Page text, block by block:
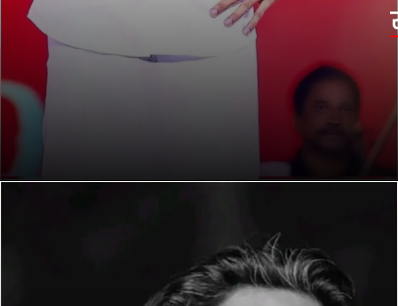
रांझणा (2013)
एक निःस्वार्थ प्रेमी के रोल में धनुष का जुनून और
करिश्मा इस रोमांटिक ड्रामे को अविस्मरणीय